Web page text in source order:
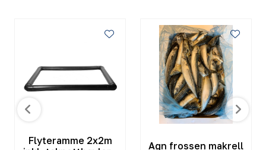
Flyteramme 2x2m
Agn frossen makrell